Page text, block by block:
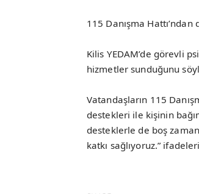
115 Danışma
Kilis YEDAM’de görevli
hizmetler sunduğunu
Vatandaşların 115
destekleri ile kişinin
desteklerle de boş
katkı sağlıyoruz.”